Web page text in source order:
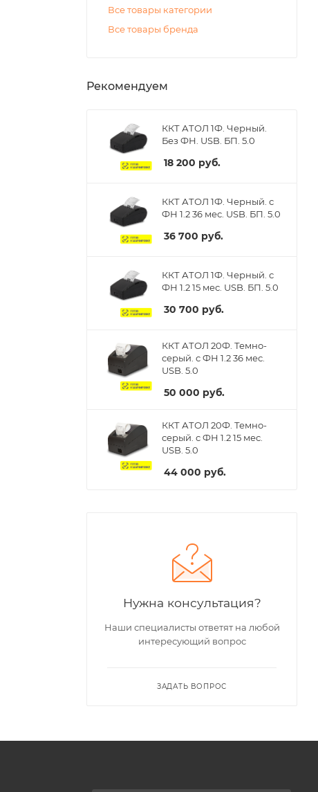
Все товары категории
Все товары бренда
Рекомендуем
ККТ АТОЛ 1Ф. Черный.
Без ФН. USB. БП. 5.0
18 200 руб.
ККТ АТОЛ 1Ф. Черный. с
ФН 1.2 36 мес. USB. БП. 5.0
36 700 руб.
ККТ АТОЛ 1Ф. Черный. с
ФН 1.2 15 мес. USB. БП. 5.0
30 700 руб.
ККТ АТОЛ 20Ф. Темно-
серый. с ФН 1.2 36 мес.
USB. 5.0
50 000 руб.
ККТ АТОЛ 20Ф. Темно-
серый. с ФН 1.2 15 мес.
USB. 5.0
44 000 руб.
Нужна консультация?
Наши специалисты ответят на любой
интересующий вопрос
ЗАДАТЬ ВОПРОС